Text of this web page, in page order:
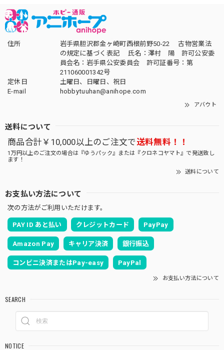
住所
岩手県胆沢郡金ヶ崎町西根前野50-22 古物営業法
の規定に基づく表記 氏名：澤村 陽 許可公安委
員会名：岩手県公安委員会 許可証番号：第
211060001342号
定休日
土曜日、日曜日、祝日
E-mail
hobbytuuhan@anihope.com
アバウト
送料について
商品合計￥10,000以上のご注文で送料無料！！
1万円以上のご注文の場合は『ゆうパック』または『クロネコヤマト』で発送致し
ます！
送料について
お支払い方法について
次の方法がご利用いただけます。
PAY ID あと払い クレジットカード PayPay
Amazon Pay キャリア決済 銀行振込
コンビニ決済またはPay-easy PayPal
お支払い方法について
SEARCH
NOTICE